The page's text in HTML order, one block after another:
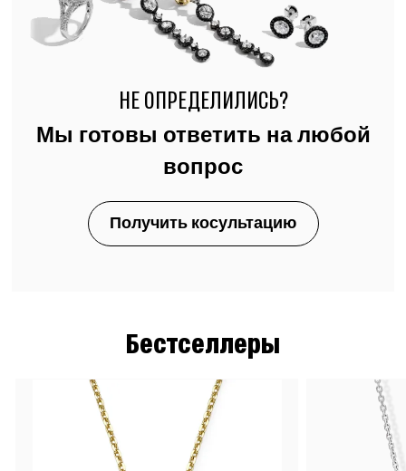
Бестселлеры
НЕ ОПРЕДЕЛИЛИСЬ?
Мы готовы ответить на любой
вопрос
Получить косультацию